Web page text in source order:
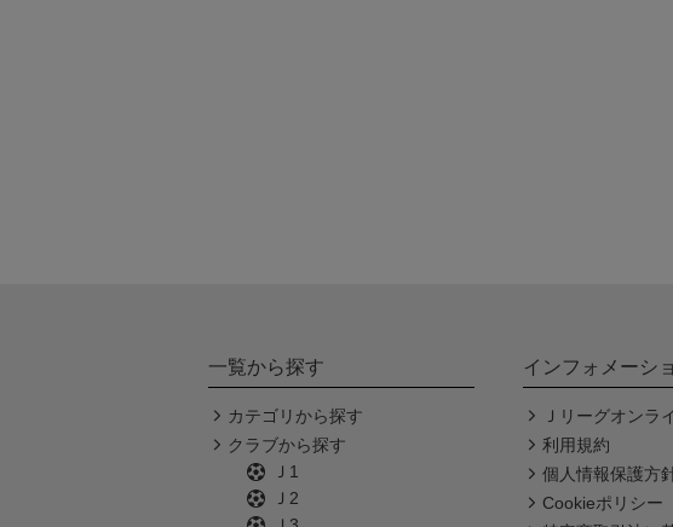
一覧から探す
カテゴリから探す
クラブから探す
Ｊ1
Ｊ2
インフォメーシ
Ｊリーグオンラ
利用規約
個人情報保護方
Cookieポリシー